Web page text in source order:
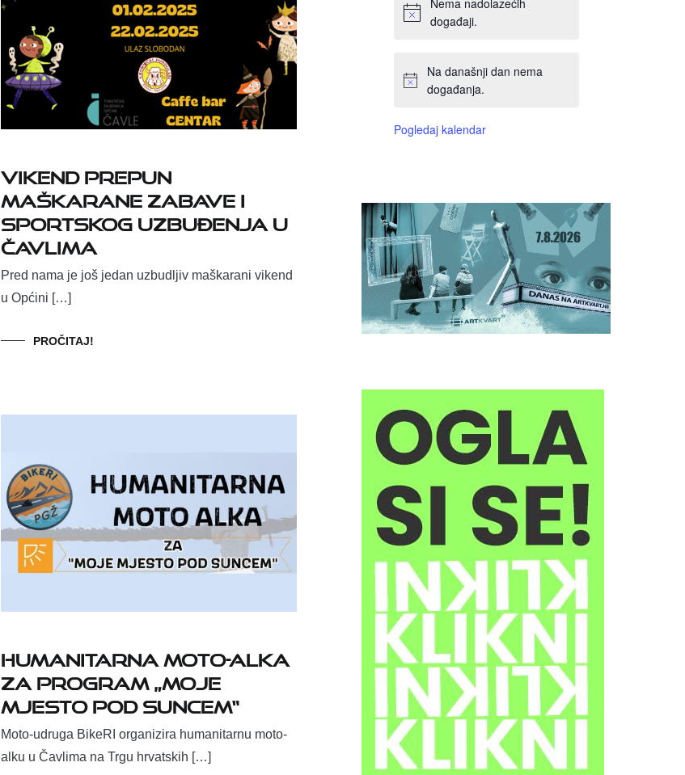
Vikend prepun
maškarane zabave i
sportskog uzbuđenja u
Čavlima
Pred nama je još jedan uzbudljiv maškarani vikend
u Općini […]
PROČITAJ!
Humanitarna moto-alka
za program „Moje
mjesto pod suncem“
Moto-udruga BikeRI organizira humanitarnu moto-
alku u Čavlima na Trgu hrvatskih […]
Nema nadolazećih
događaji.
Na današnji dan nema
događanja.
Pogledaj kalendar